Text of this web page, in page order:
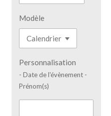
Modèle
Personnalisation
- Date de l'évènement -
Prénom(s)